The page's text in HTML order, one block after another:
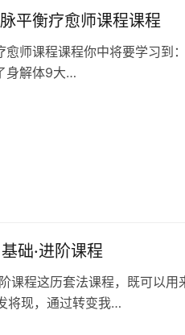
平衡疗愈师课程课程
愈师课程课程你中‬将要学习
身解‬体9大…
础·进阶课程
课程这历套‬法课程，既可以
将‬现，通过转变我…